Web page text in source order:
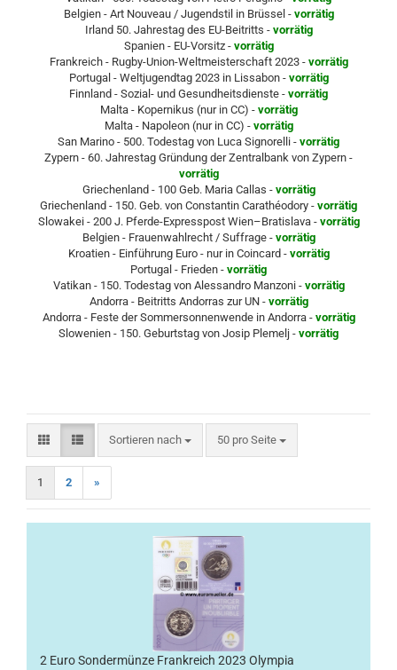
Belgien - Art Nouveau / Jugendstil in Brüssel - vorrätig
Irland 50. Jahrestag des EU-Beitritts - vorrätig
Spanien - EU-Vorsitz - vorrätig
Frankreich - Rugby-Union-Weltmeisterschaft 2023 - vorrätig
Portugal - Weltjugendtag 2023 in Lissabon - vorrätig
Finnland - Sozial- und Gesundheitsdienste - vorrätig
Malta - Kopernikus (nur in CC) - vorrätig
Malta - Napoleon (nur in CC) - vorrätig
San Marino - 500. Todestag von Luca Signorelli - vorrätig
Zypern - 60. Jahrestag Gründung der Zentralbank von Zypern -
vorrätig
Griechenland - 100 Geb. Maria Callas - vorrätig
Griechenland - 150. Geb. von Constantin Carathéodory - vorrätig
Slowakei - 200 J. Pferde-Expresspost Wien–Bratislava - vorrätig
Belgien - Frauenwahlrecht / Suffrage - vorrätig
Kroatien - Einführung Euro - nur in Coincard - vorrätig
Portugal - Frieden - vorrätig
Vatikan - 150. Todestag von Alessandro Manzoni - vorrätig
Andorra - Beitritts Andorras zur UN - vorrätig
Andorra - Feste der Sommersonnenwende in Andorra - vorrätig
Slowenien - 150. Geburtstag von Josip Plemelj - vorrätig
Sortieren nach
Sortieren nach 50 pro Seite
pro Seite
1 2 »
2 Euro Sondermünze Frankreich 2023 Olympia